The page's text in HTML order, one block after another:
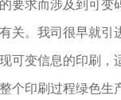
求而涉及到可变
关。我司很早就引
可变信息的印刷，
个印刷过程绿色生